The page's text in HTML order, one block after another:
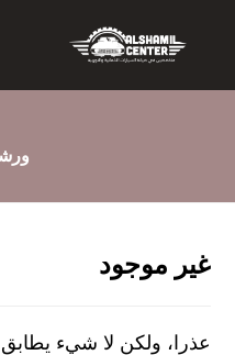
غير موجود
عذرا، ولكن لا شيء